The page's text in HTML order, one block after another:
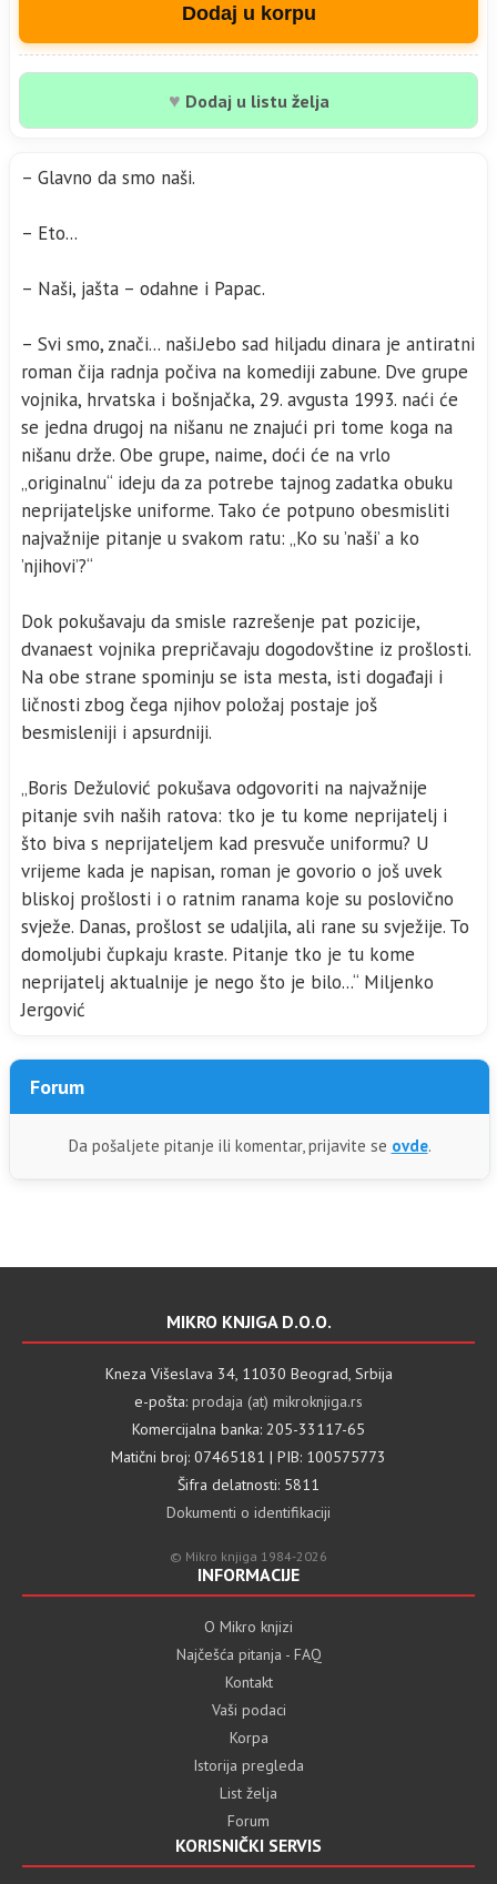
Dodaj u korpu
♥ Dodaj u listu želja
– Glavno da smo naši.
– Eto...
– Naši, jašta – odahne i Papac.
– Svi smo, znači... naši.Jebo sad hiljadu dinara je antiratni
roman čija radnja počiva na komediji zabune. Dve grupe
vojnika, hrvatska i bošnjačka, 29. avgusta 1993. naći će
se jedna drugoj na nišanu ne znajući pri tome koga na
nišanu drže. Obe grupe, naime, doći će na vrlo
„originalnu“ ideju da za potrebe tajnog zadatka obuku
neprijateljske uniforme. Tako će potpuno obesmisliti
najvažnije pitanje u svakom ratu: „Ko su ’naši’ a ko
’njihovi’?“
Dok pokušavaju da smisle razrešenje pat pozicije,
dvanaest vojnika prepričavaju dogodovštine iz prošlosti.
Na obe strane spominju se ista mesta, isti događaji i
ličnosti zbog čega njihov položaj postaje još
besmisleniji i apsurdniji.
„Boris Dežulović pokušava odgovoriti na najvažnije
pitanje svih naših ratova: tko je tu kome neprijatelj i
što biva s neprijateljem kad presvuče uniformu? U
vrijeme kada je napisan, roman je govorio o još uvek
bliskoj prošlosti i o ratnim ranama koje su poslovično
svježe. Danas, prošlost se udaljila, ali rane su svježije. To
domoljubi čupkaju kraste. Pitanje tko je tu kome
neprijatelj aktualnije je nego što je bilo...“ Miljenko
Jergović
Forum
Da pošaljete pitanje ili komentar, prijavite se ovde.
MIKRO KNJIGA D.O.O.
Kneza Višeslava 34, 11030 Beograd, Srbija
e-pošta: prodaja (at) mikroknjiga.rs
Komercijalna banka: 205-33117-65
Matični broj: 07465181 | PIB: 100575773
Šifra delatnosti: 5811
Dokumenti o identifikaciji
© Mikro knjiga 1984-2026
INFORMACIJE
O Mikro knjizi
Najčešća pitanja - FAQ
Kontakt
Vaši podaci
Korpa
Istorija pregleda
List želja
Forum
KORISNIČKI SERVIS